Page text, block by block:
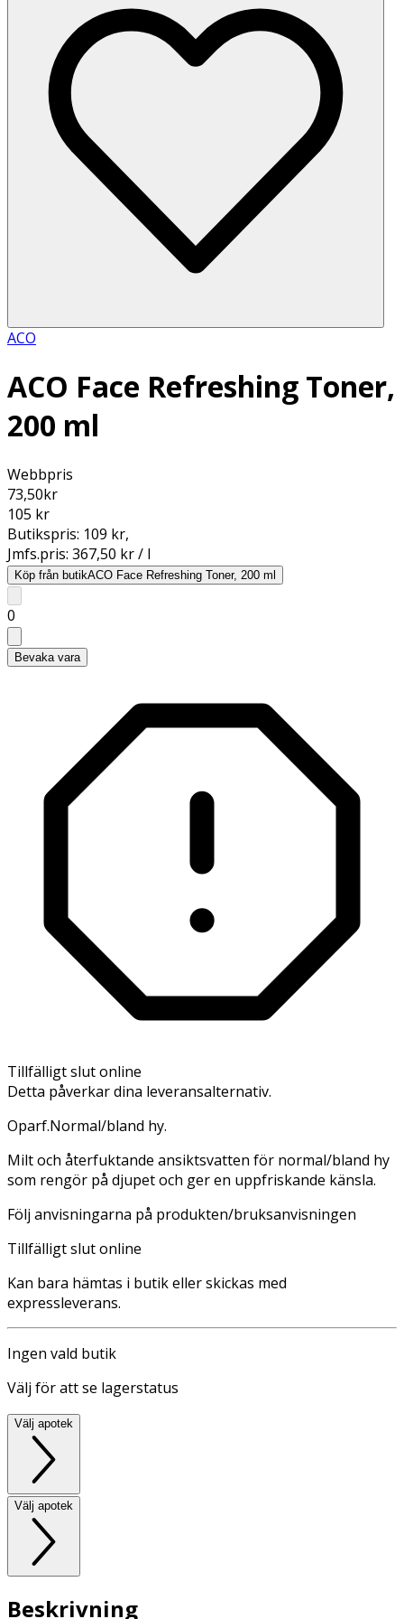
ACO
ACO Face Refreshing Toner,
200 ml
Webbpris
73,50kr
105 kr
Butikspris: 109 kr,
Jmfs.pris: 367,50 kr / l
Köp från butikACO Face Refreshing Toner, 200 ml
0
Bevaka vara
Tillfälligt slut online
Detta påverkar dina leveransalternativ.
Oparf.Normal/bland hy.
Milt och återfuktande ansiktsvatten för normal/bland hy
som rengör på djupet och ger en uppfriskande känsla.
Följ anvisningarna på produkten/bruksanvisningen
Tillfälligt slut online
Kan bara hämtas i butik eller skickas med
expressleverans.
Ingen vald butik
Välj för att se lagerstatus
Välj apotek
Välj apotek
Beskrivning